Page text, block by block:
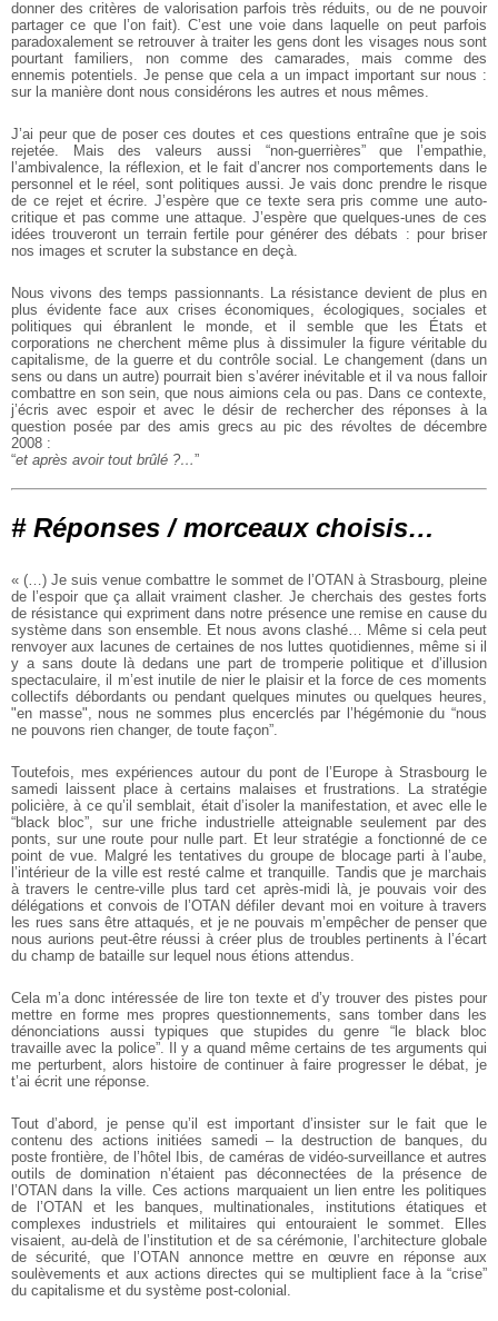
donner des critères de valorisation parfois très réduits, ou de ne pouvoir
partager ce que l’on fait). C’est une voie dans laquelle on peut parfois
paradoxalement se retrouver à traiter les gens dont les visages nous sont
pourtant familiers, non comme des camarades, mais comme des
ennemis potentiels. Je pense que cela a un impact important sur nous :
sur la manière dont nous considérons les autres et nous mêmes.
J’ai peur que de poser ces doutes et ces questions entraîne que je sois
rejetée. Mais des valeurs aussi “non-guerrières” que l’empathie,
l’ambivalence, la réflexion, et le fait d’ancrer nos comportements dans le
personnel et le réel, sont politiques aussi. Je vais donc prendre le risque
de ce rejet et écrire. J’espère que ce texte sera pris comme une auto-
critique et pas comme une attaque. J’espère que quelques-unes de ces
idées trouveront un terrain fertile pour générer des débats : pour briser
nos images et scruter la substance en deçà.
Nous vivons des temps passionnants. La résistance devient de plus en
plus évidente face aux crises économiques, écologiques, sociales et
politiques qui ébranlent le monde, et il semble que les États et
corporations ne cherchent même plus à dissimuler la figure véritable du
capitalisme, de la guerre et du contrôle social. Le changement (dans un
sens ou dans un autre) pourrait bien s’avérer inévitable et il va nous falloir
combattre en son sein, que nous aimions cela ou pas. Dans ce contexte,
j’écris avec espoir et avec le désir de rechercher des réponses à la
question posée par des amis grecs au pic des révoltes de décembre
2008 :
“et après avoir tout brûlé ?…”
# Réponses / morceaux choisis…
« (…) Je suis venue combattre le sommet de l’OTAN à Strasbourg, pleine
de l’espoir que ça allait vraiment clasher. Je cherchais des gestes forts
de résistance qui expriment dans notre présence une remise en cause du
système dans son ensemble. Et nous avons clashé… Même si cela peut
renvoyer aux lacunes de certaines de nos luttes quotidiennes, même si il
y a sans doute là dedans une part de tromperie politique et d’illusion
spectaculaire, il m’est inutile de nier le plaisir et la force de ces moments
collectifs débordants ou pendant quelques minutes ou quelques heures,
"en masse", nous ne sommes plus encerclés par l’hégémonie du “nous
ne pouvons rien changer, de toute façon”.
Toutefois, mes expériences autour du pont de l’Europe à Strasbourg le
samedi laissent place à certains malaises et frustrations. La stratégie
policière, à ce qu’il semblait, était d’isoler la manifestation, et avec elle le
“black bloc”, sur une friche industrielle atteignable seulement par des
ponts, sur une route pour nulle part. Et leur stratégie a fonctionné de ce
point de vue. Malgré les tentatives du groupe de blocage parti à l’aube,
l’intérieur de la ville est resté calme et tranquille. Tandis que je marchais
à travers le centre-ville plus tard cet après-midi là, je pouvais voir des
délégations et convois de l’OTAN défiler devant moi en voiture à travers
les rues sans être attaqués, et je ne pouvais m’empêcher de penser que
nous aurions peut-être réussi à créer plus de troubles pertinents à l’écart
du champ de bataille sur lequel nous étions attendus.
Cela m’a donc intéressée de lire ton texte et d’y trouver des pistes pour
mettre en forme mes propres questionnements, sans tomber dans les
dénonciations aussi typiques que stupides du genre “le black bloc
travaille avec la police”. Il y a quand même certains de tes arguments qui
me perturbent, alors histoire de continuer à faire progresser le débat, je
t’ai écrit une réponse.
Tout d’abord, je pense qu’il est important d’insister sur le fait que le
contenu des actions initiées samedi – la destruction de banques, du
poste frontière, de l’hôtel Ibis, de caméras de vidéo-surveillance et autres
outils de domination n’étaient pas déconnectées de la présence de
l’OTAN dans la ville. Ces actions marquaient un lien entre les politiques
de l’OTAN et les banques, multinationales, institutions étatiques et
complexes industriels et militaires qui entouraient le sommet. Elles
visaient, au-delà de l’institution et de sa cérémonie, l’architecture globale
de sécurité, que l’OTAN annonce mettre en œuvre en réponse aux
soulèvements et aux actions directes qui se multiplient face à la “crise”
du capitalisme et du système post-colonial.